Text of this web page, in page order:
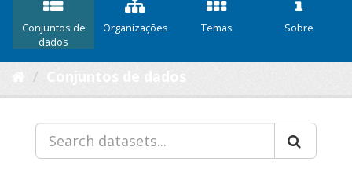
Conjuntos de
dados
Organizações Temas Sobre